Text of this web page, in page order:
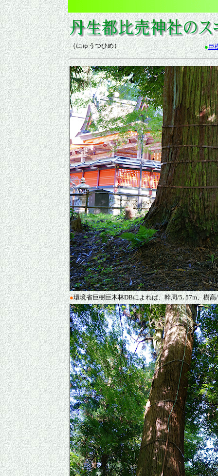
（にゅうつひめ） ●巨
●環境省巨樹巨木林DBによれば、幹周/5.57m、樹高